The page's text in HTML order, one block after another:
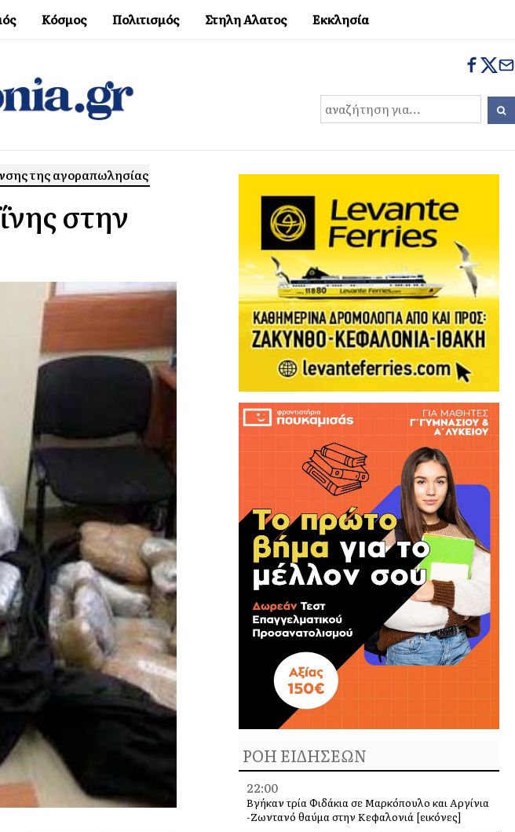
Κόσμος Πολιτισμός Στηλη Αλατος Εκκλησία
της αγοραπωλησίας
στην
ΡΟΗ ΕΙΔΗΣΕΩΝ
22:00
Βγήκαν τρία Φιδάκια σε Μαρκόπουλο και Αργίνια
-Ζωντανό θαύμα στην Κεφαλονιά [εικόνες]